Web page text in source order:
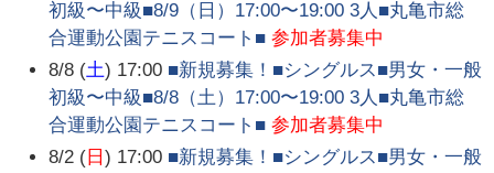
初級〜中級■8/9（日）17:00〜19:00 3人■丸亀市総
合運動公園テニスコート■ 参加者募集中
8/8 (土) 17:00 ■新規募集！■シングルス■男女・一般
初級〜中級■8/8（土）17:00〜19:00 3人■丸亀市総
合運動公園テニスコート■ 参加者募集中
8/2 ( 日) 17:00 ■新規募集！■シングルス■男女・一般